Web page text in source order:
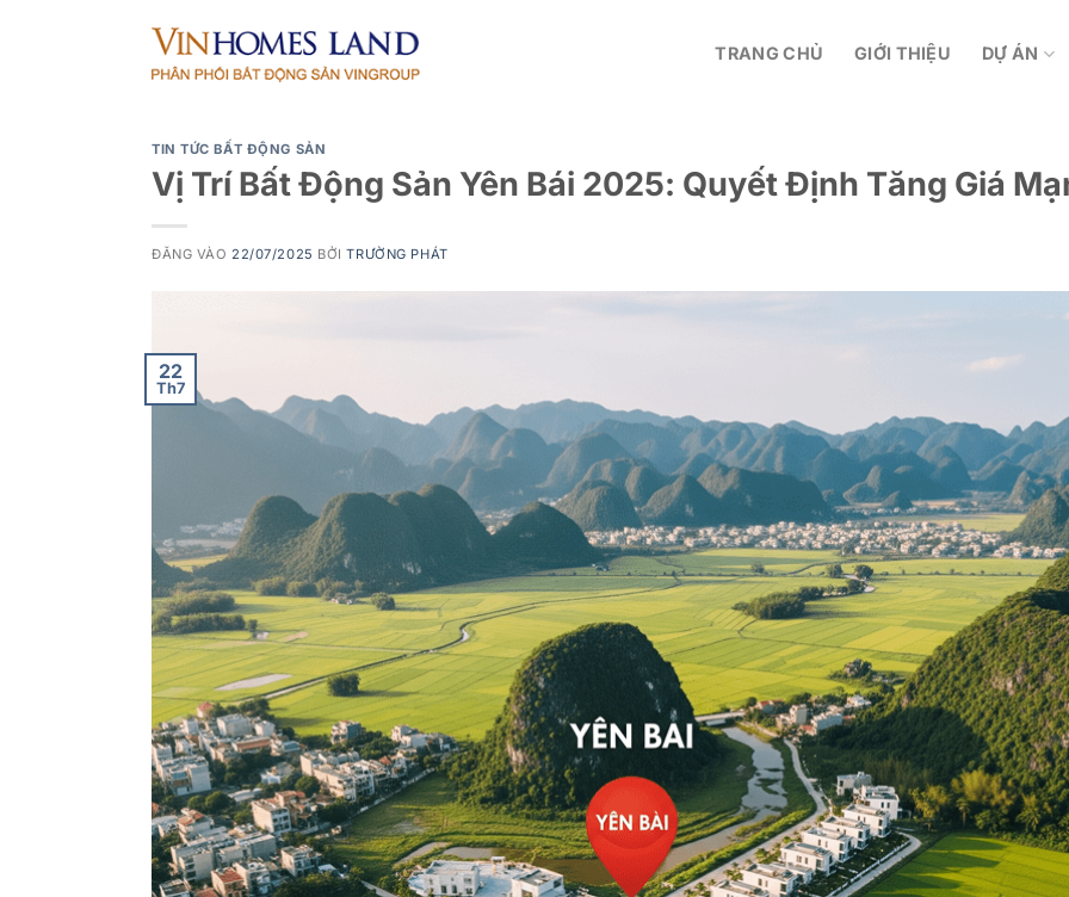
TRANG CHỦ GIỚI THIỆU DỰ ÁN
TIN TỨC BẤT ĐỘNG SẢN
Vị Trí Bất Động Sản Yên Bái 2025: Quyết Định Tăng Giá
ĐĂNG VÀO 22/07/2025 BỞITRƯỜNG PHÁT
22
Th7